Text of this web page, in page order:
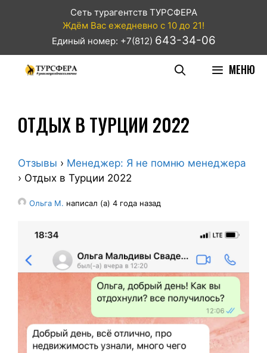
Сеть турагентств ТУРСФЕРА
Ждём Вас ежедневно с 10 до 21!
Единый номер: +7(812) 643-34-06
МЕНЮ
ОТДЫХ В ТУРЦИИ 2022
Отзывы › Менеджер: Я не помню менеджера
› Отдых в Турции 2022
Ольга М. написал (а) 4 года назад